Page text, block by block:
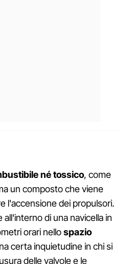
né tossico, come
un composto che viene
l'accensione dei propulsori.
di una navicella in
orari nellospazio
certa inquietudine in chi si
delle valvole e le